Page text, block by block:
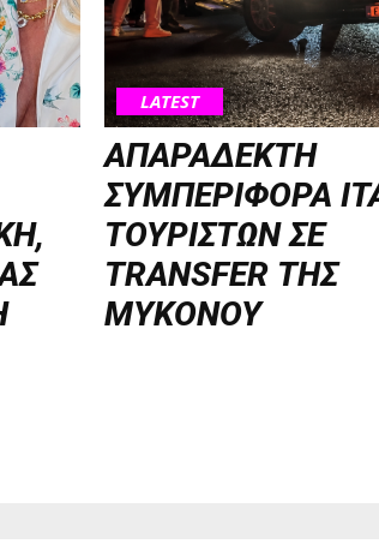
LATEST
ΑΠΑΡΑΔΕΚΤΗ
ΣΥΜΠΕΡΙΦΟΡΑ
ΤΟΥΡΙΣΤΩΝ ΣΕ
TRANSFER ΤΗΣ
ΜΥΚΟΝΟΥ